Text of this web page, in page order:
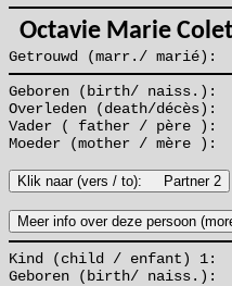
Octavie Marie
Getrouwd (marr./ marié):
Geboren (birth/ naiss.):
Overleden (death/décès):
Vader ( father / père ):
Moeder (mother / mère ):
Kind (child / enfant) 1:
Geboren (birth/ naiss.):